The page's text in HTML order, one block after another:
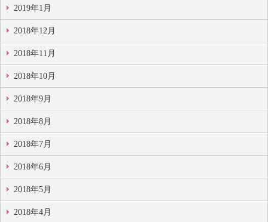
2019年1月
2018年12月
2018年11月
2018年10月
2018年9月
2018年8月
2018年7月
2018年6月
2018年5月
2018年4月